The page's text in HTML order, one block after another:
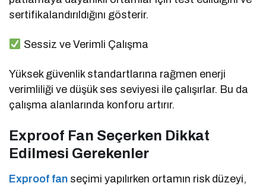
sertifikalandırıldığını gösterir.
Sessiz ve Verimli Çalışma
Yüksek güvenlik standartlarına rağmen enerji
verimliliği ve düşük ses seviyesi ile çalışırlar. Bu da
çalışma alanlarında konforu artırır.
Exproof Fan Seçerken Dikkat
Edilmesi Gerekenler
Exproof fan seçimi yapılırken ortamın risk düzeyi,